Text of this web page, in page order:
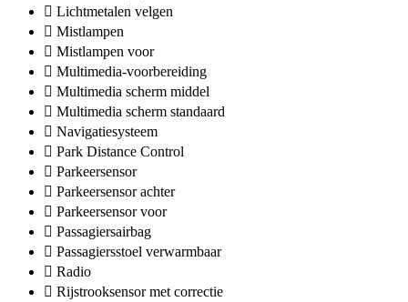
Lichtmetalen velgen
Mistlampen
Mistlampen voor
Multimedia-voorbereiding
Multimedia scherm middel
Multimedia scherm standaard
Navigatiesysteem
Park Distance Control
Parkeersensor
Parkeersensor achter
Parkeersensor voor
Passagiersairbag
Passagiersstoel verwarmbaar
Radio
Rijstrooksensor met correctie